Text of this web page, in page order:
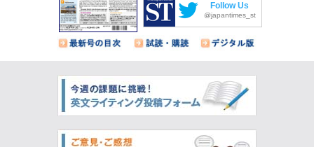
Follow Us
@japantimes_st